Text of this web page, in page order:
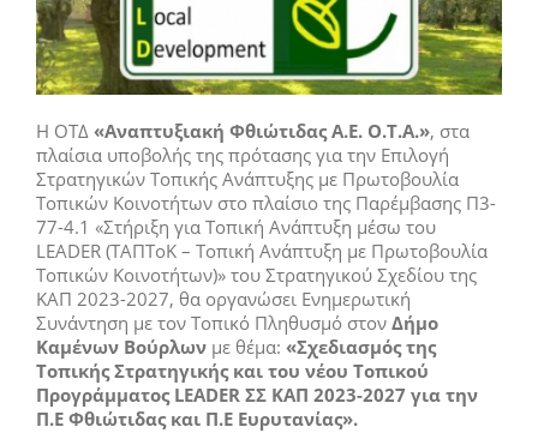
Η ΟΤΔ «Αναπτυξιακή Φθιώτιδας Α.Ε. Ο.Τ.Α.», στα
πλαίσια υποβολής της πρότασης για την Επιλογή
Στρατηγικών Τοπικής Ανάπτυξης με Πρωτοβουλία
Τοπικών Κοινοτήτων στο πλαίσιο της Παρέμβασης Π3-
77-4.1 «Στήριξη για Τοπική Ανάπτυξη μέσω του
LEADER (ΤΑΠΤοΚ – Τοπική Ανάπτυξη με Πρωτοβουλία
Τοπικών Κοινοτήτων)» του Στρατηγικού Σχεδίου της
ΚΑΠ 2023-2027, θα οργανώσει Ενημερωτική
Συνάντηση με τον Τοπικό Πληθυσμό στον Δήμο
Καμένων Βούρλων με θέμα: «Σχεδιασμός της
Τοπικής Στρατηγικής και του νέου Τοπικού
Προγράμματος LEADER ΣΣ ΚΑΠ 2023-2027 για την
Π.Ε Φθιώτιδας και Π.Ε Ευρυτανίας».